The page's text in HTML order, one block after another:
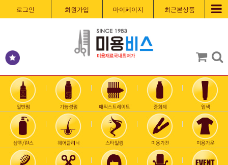
로그인 회원가입 마이페이지 최근본상품